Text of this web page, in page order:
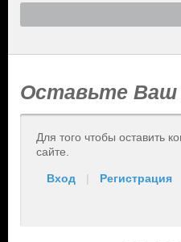
Оставьте Ваш
Для того чтобы оставить
сайте.
Вход | Регистрация